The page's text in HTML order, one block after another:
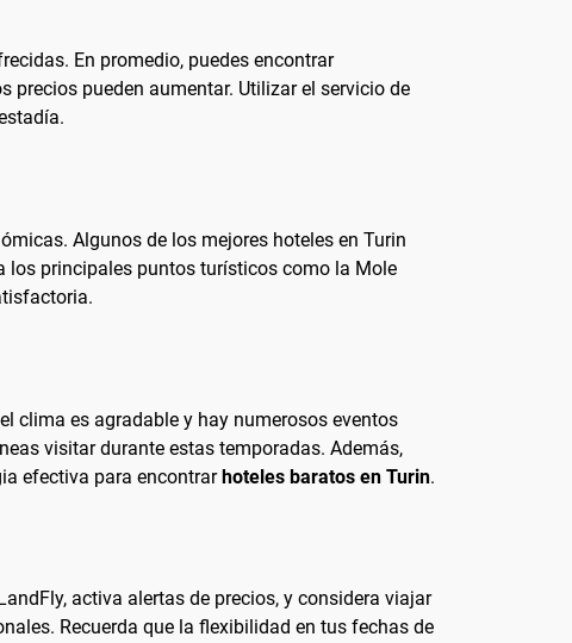
En promedio, puedes encontrar
precios pueden aumentar. Utilizar el servicio de
Algunos de los mejores hoteles en Turin
los principales puntos turísticos como la Mole
clima es agradable y hay numerosos eventos
visitar durante estas temporadas. Además,
efectiva para encontrarhoteles baratos en Turin.
activa alertas de precios, y considera viajar
Recuerda que la flexibilidad en tus fechas de